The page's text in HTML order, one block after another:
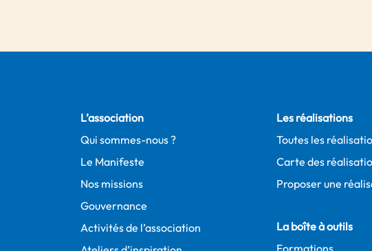
L’association
Qui sommes-nous ?
Le Manifeste
Nos missions
Gouvernance
Activités de l’association
Les réalisations
Toutes les
Carte des
Proposer une
La boîte à outils
Formations